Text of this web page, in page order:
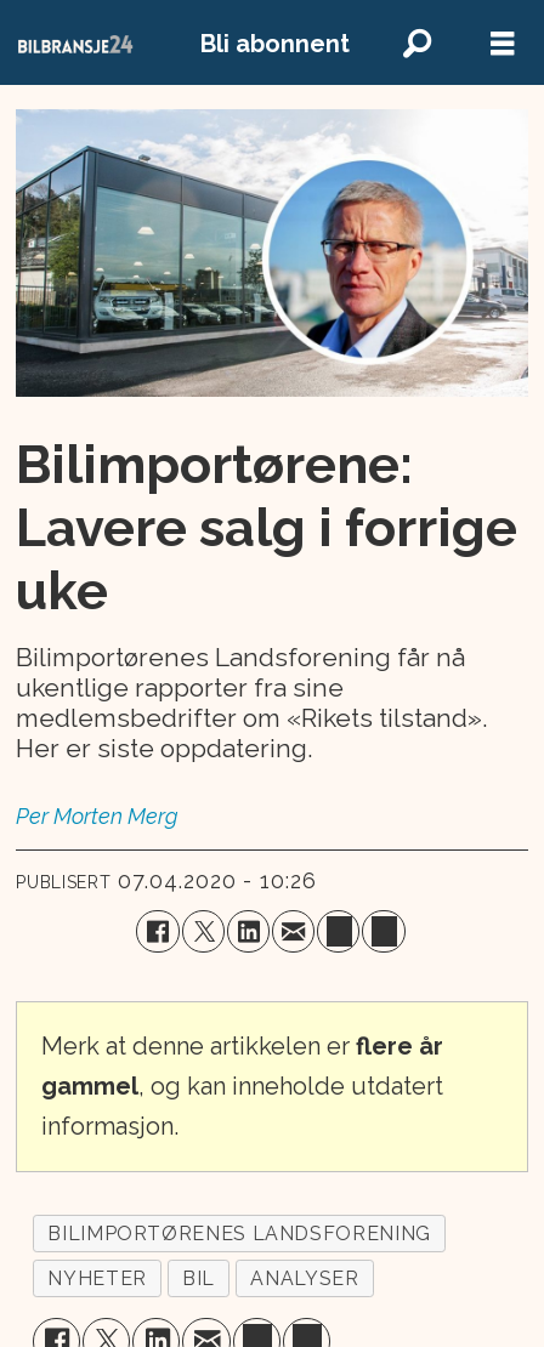
Bli abonnent
Bilimportørene:
Lavere salg i forrige
uke
Bilimportørenes Landsforening får nå
ukentlige rapporter fra sine
medlemsbedrifter om «Rikets tilstand».
Her er siste oppdatering.
Per Morten Merg
PUBLISERT 07.04.2020 - 10:26
Merk at denne artikkelen erflere år
gammel, og kan inneholde utdatert
informasjon.
BILIMPORTØRENES LANDSFORENING
NYHETER
BIL ANALYSER